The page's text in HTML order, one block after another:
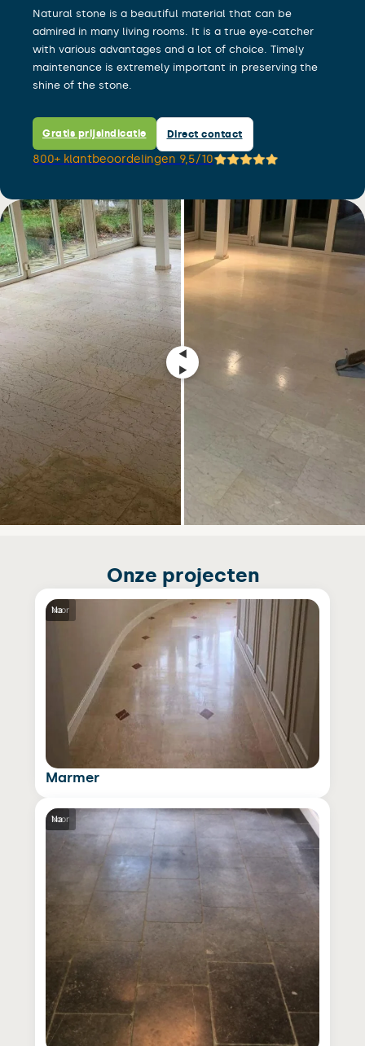
Natural stone is a beautiful material that can be
admired in many living rooms. It is a true eye-catcher
with various advantages and a lot of choice. Timely
maintenance is extremely important in preserving the
shine of the stone.
Gratis prijsindicatie Direct contact
800+ klantbeoordelingen 9,5/10
Onze projecten
Voor
Na
Marmer
Voor
Na